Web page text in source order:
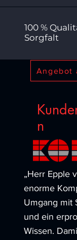
100 %
Sorgfalt
Angebot
n
„Herr Epple
enorme
Umgang mit
und ein
Wissen.